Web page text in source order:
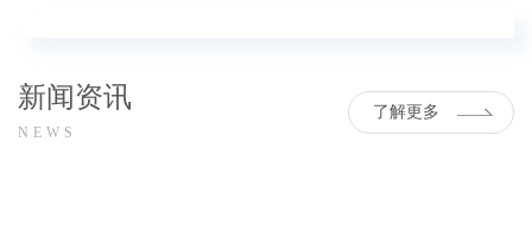
了解更多
新闻资讯
NEWS